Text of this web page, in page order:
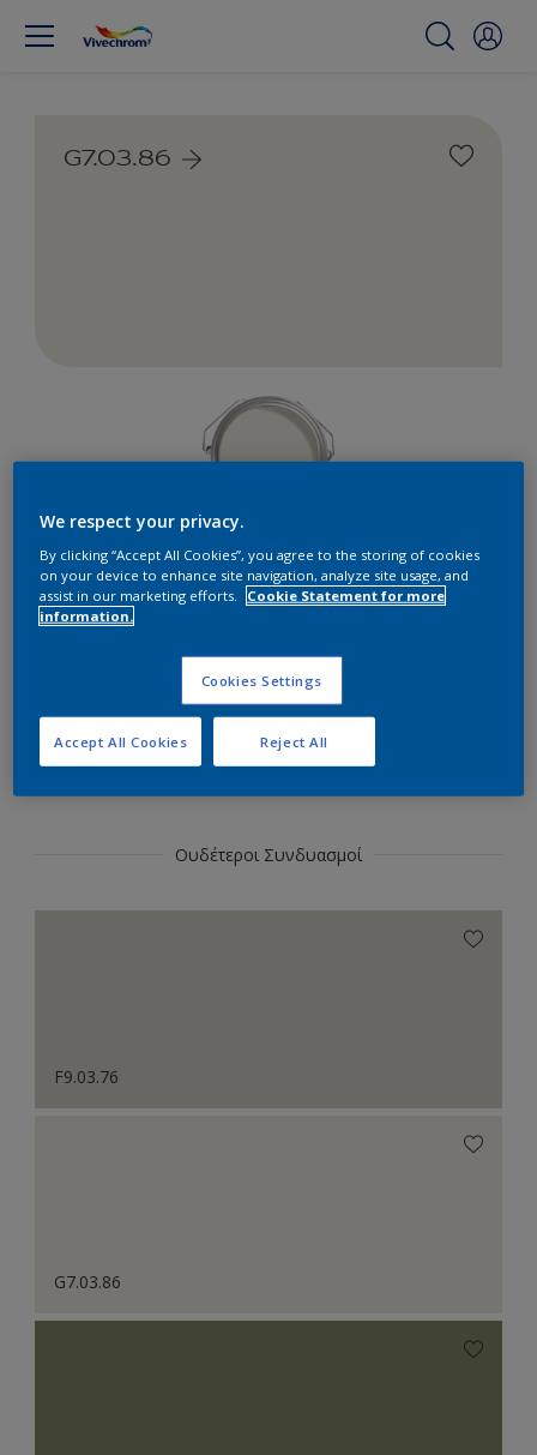
G7.03.86
Επιλέξτε αυτήν την απόχρωση
Χρωματικοί Συνδυασμοί
Ουδέτεροι Συνδυασμοί
F9.03.76
G7.03.86
We respect your privacy.
By clicking “Accept All Cookies”, you agree to the storing of cookies
on your device to enhance site navigation, analyze site usage, and
assist in our marketing efforts.
Cookie Statement for more
information.
Cookies Settings
Reject All
Accept All Cookies